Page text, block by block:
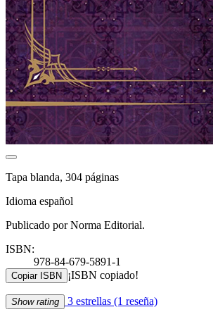
Tapa blanda, 304 páginas
Idioma español
Publicado por Norma Editorial.
ISBN:
978-84-679-5891-1
Copiar ISBN ¡ISBN copiado!
Show rating 3 estrellas (1 reseña)